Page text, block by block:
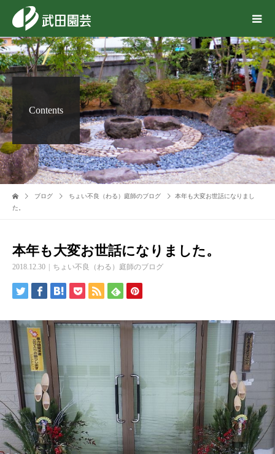
Contents
ブログ ちょい不良（わる）庭師のブログ
本年も大変お世話になりまし
た。
本年も大変お世話になりました。
2018.12.30 ちょい不良（わる）庭師のブログ